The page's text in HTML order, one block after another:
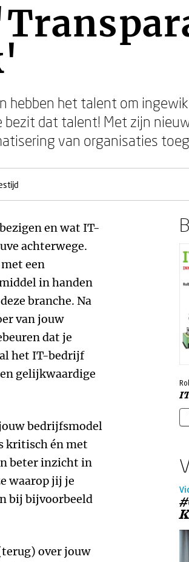
hebben het talent om
dat talent! Met zijn
van organisaties
en wat IT-
achterwege.
een
in handen
branche. Na
van jouw
dat je
het IT-bedrijf
gelijkwaardige
bedrijfsmodel
kritisch én met
beter inzicht in
waarop jij je
bij bijvoorbeeld
over jouw